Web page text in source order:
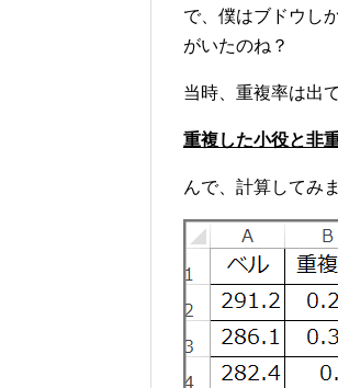
で、僕はブドウし
がいたのね？
当時、重複率は出
重複した小役と非
んで、計算してみ